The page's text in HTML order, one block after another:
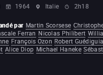
1964 Italie 2h18
par Martin Scorsese
Ferran Nicolas Philibert
François Ozon Robert
Alice Diop Michael Haneke